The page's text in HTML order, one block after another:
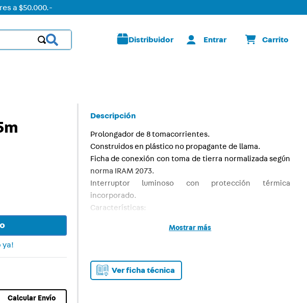
a $50.000.-
Distribuidor
ya!
Calcular Envío
Descripción
Prolongador de 8 tomacorrientes.
Construidos en plástico no propagante de llama.
Ficha de conexión con toma de tierra normalizada según
norma IRAM 2073.
Interruptor luminoso con protección térmica
incorporado.
Características:
Mostrar más
Ver ficha técnica